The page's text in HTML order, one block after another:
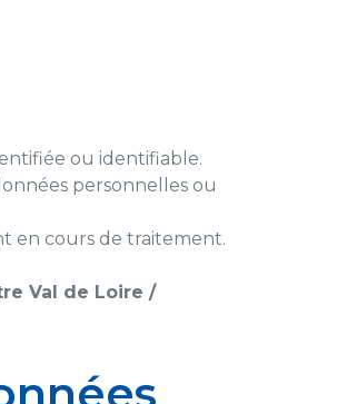
ou identifiable.
personnelles ou
en cours de traitement.
Val de Loire /